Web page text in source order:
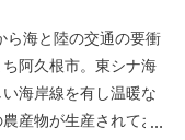
海と陸の交通の要衝
阿久根市。東シナ海
海岸線を有し温暖な
産物が生産されてお